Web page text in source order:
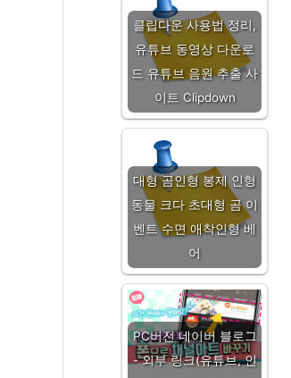
클립다운 사용법 정리,
유튜브 동영상 다운로
드 유튜브 음원 추출 사
이트 Clipdown
대형 곰인형 봉제 인형
동물 크다 초대형 곰 이
벤트 수면 애착인형 베
어
PC버전 네이버 블로그
- 외부 링크(유튜브, 인